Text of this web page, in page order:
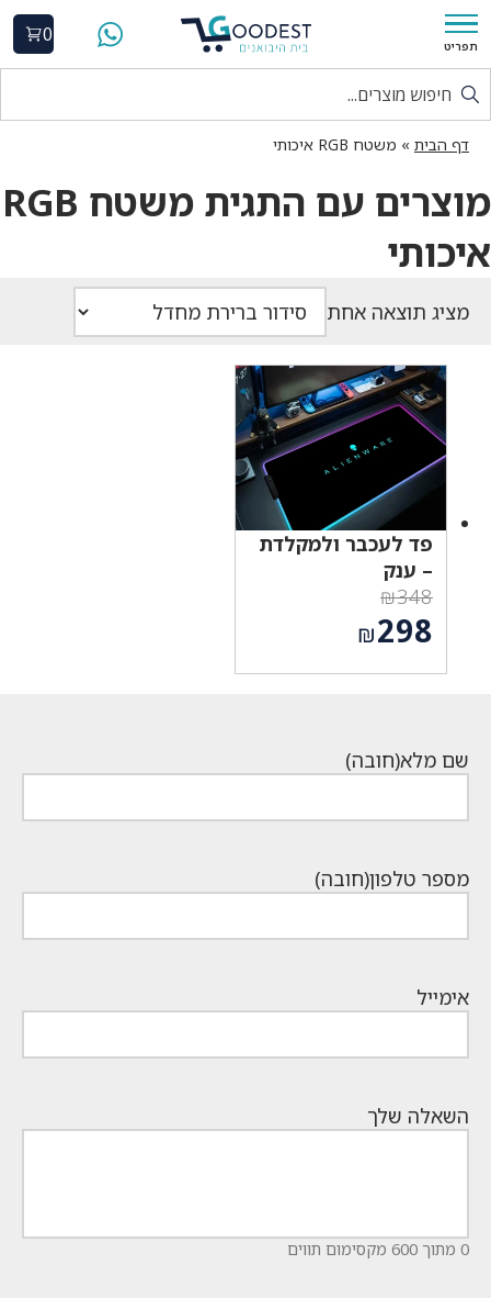
תפריט
0
דף הבית » משטח RGB איכותי
מוצרים עם התגית משטח RGB
איכותי
מציג תוצאה אחת
פד לעכבר ולמקלדת
– ענק
₪348
המחיר
המקורי
היה:
₪298
שם מלא(חובה)
מספר טלפון(חובה)
אימייל
השאלה שלך
0 מתוך 600 מקסימום תווים